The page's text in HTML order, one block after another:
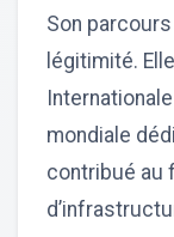
Son
légitimité.
mondiale
contribué au